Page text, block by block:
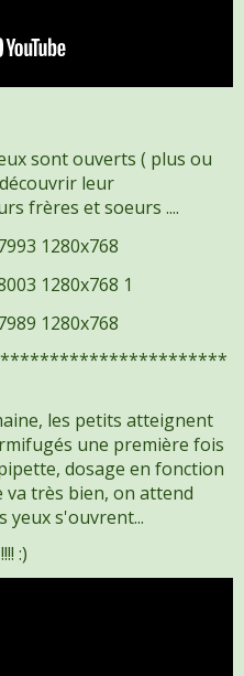
sont ouverts ( plus ou
leur
frères et soeurs ....
les petits atteignent
une première fois
dosage en fonction
va très bien, on attend
yeux s'ouvrent...
:)